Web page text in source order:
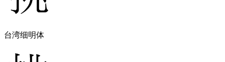
台湾细明体